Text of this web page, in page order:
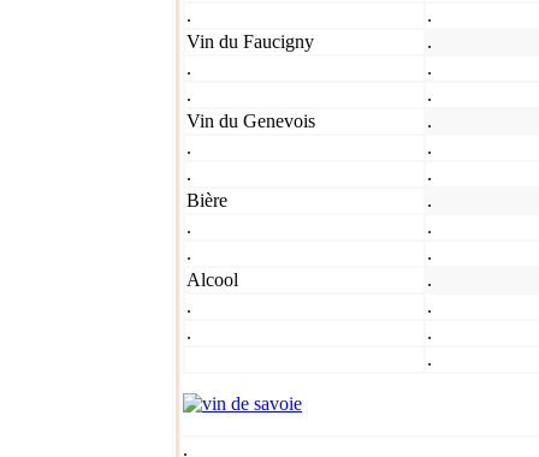
.
.
Vin du Faucigny
.
.
.
.
.
Vin du Genevois
.
.
.
.
.
Bière
.
.
.
.
.
Alcool
.
.
.
.
.
.
.